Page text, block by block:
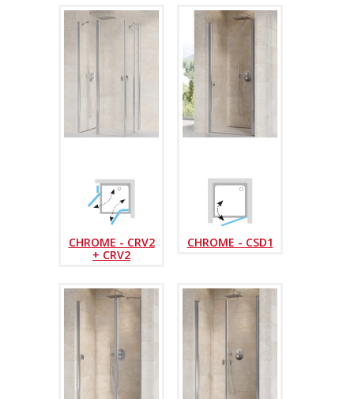
CHROME - CRV2
+ CRV2
CHROME - CSD1